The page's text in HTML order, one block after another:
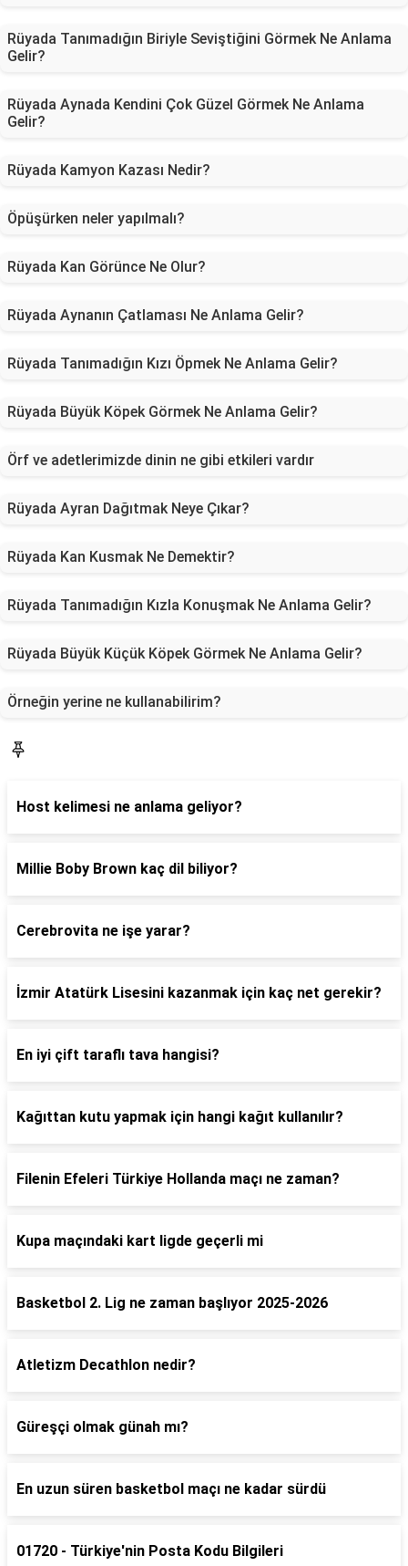
Rüyada Tanımadığın Biriyle Seviştiğini Görmek Ne Anlama
Gelir?
Rüyada Aynada Kendini Çok Güzel Görmek Ne Anlama
Gelir?
Rüyada Kamyon Kazası Nedir?
Öpüşürken neler yapılmalı?
Rüyada Kan Görünce Ne Olur?
Rüyada Aynanın Çatlaması Ne Anlama Gelir?
Rüyada Tanımadığın Kızı Öpmek Ne Anlama Gelir?
Rüyada Büyük Köpek Görmek Ne Anlama Gelir?
Örf ve adetlerimizde dinin ne gibi etkileri vardır
Rüyada Ayran Dağıtmak Neye Çıkar?
Rüyada Kan Kusmak Ne Demektir?
Rüyada Tanımadığın Kızla Konuşmak Ne Anlama Gelir?
Rüyada Büyük Küçük Köpek Görmek Ne Anlama Gelir?
Örneğin yerine ne kullanabilirim?
Host kelimesi ne anlama geliyor?
Millie Boby Brown kaç dil biliyor?
Cerebrovita ne işe yarar?
İzmir Atatürk Lisesini kazanmak için kaç net gerekir?
En iyi çift taraflı tava hangisi?
Kağıttan kutu yapmak için hangi kağıt kullanılır?
Filenin Efeleri Türkiye Hollanda maçı ne zaman?
Kupa maçındaki kart ligde geçerli mi
Basketbol 2. Lig ne zaman başlıyor 2025-2026
Atletizm Decathlon nedir?
Güreşçi olmak günah mı?
En uzun süren basketbol maçı ne kadar sürdü
01720 - Türkiye'nin Posta Kodu Bilgileri